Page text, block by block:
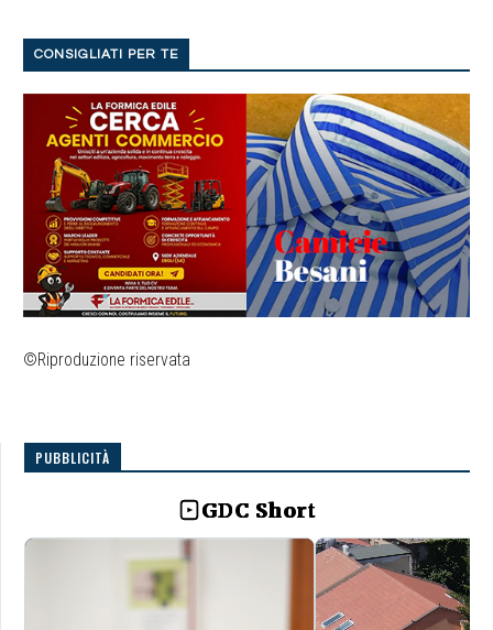
CONSIGLIATI PER TE
©Riproduzione riservata
PUBBLICITÀ
GDC Short